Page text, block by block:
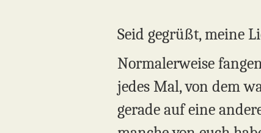
Seid gegrüßt, meine
Normalerweise
jedes Mal, von dem
gerade auf eine